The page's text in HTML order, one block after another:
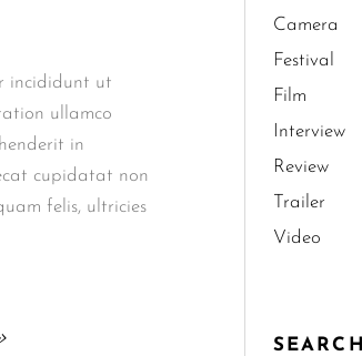
incididunt ut
ullamco
in
cupidatat non
felis, ultricies
Camera
Festival
Film
Interview
Review
Trailer
Video
SEARCH